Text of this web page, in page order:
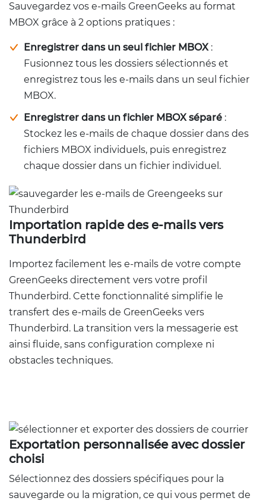
Sauvegardez vos e-mails GreenGeeks au format
MBOX grâce à 2 options pratiques :
Enregistrer dans un seul fichier MBOX:
Fusionnez tous les dossiers sélectionnés et
enregistrez tous les e-mails dans un seul fichier
MBOX.
Enregistrer dans un fichier MBOX séparé :
Stockez les e-mails de chaque dossier dans des
fichiers MBOX individuels, puis enregistrez
chaque dossier dans un fichier individuel.
Importation rapide des e-mails vers
Thunderbird
Importez facilement les e-mails de votre compte
GreenGeeks directement vers votre profil
Thunderbird. Cette fonctionnalité simplifie le
transfert des e-mails de GreenGeeks vers
Thunderbird. La transition vers la messagerie est
ainsi fluide, sans configuration complexe ni
obstacles techniques.
Exportation personnalisée avec dossier
choisi
Sélectionnez des dossiers spécifiques pour la
sauvegarde ou la migration, ce qui vous permet de